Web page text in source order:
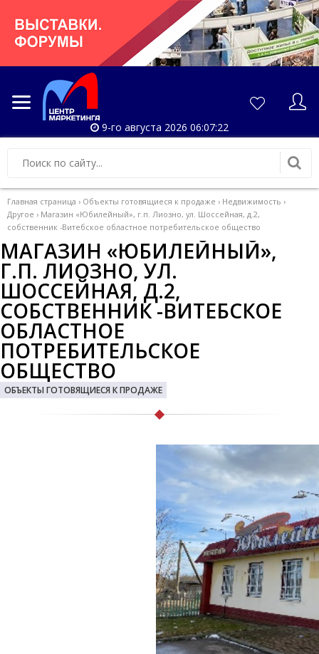
9-го августа 2026 06:07:23
Главная страница › Объекты готовящиеся к продаже › Недвижимость ›
Другое › Магазин «Юбилейный», г.п. Лиозно, ул. Шоссейная, д.2,
собственник -Витебское областное потребительское общество
МАГАЗИН «ЮБИЛЕЙНЫЙ»,
Г.П. ЛИОЗНО, УЛ.
ШОССЕЙНАЯ, Д.2,
СОБСТВЕННИК -ВИТЕБСКОЕ
ОБЛАСТНОЕ
ПОТРЕБИТЕЛЬСКОЕ
ОБЩЕСТВО
ОБЪЕКТЫ ГОТОВЯЩИЕСЯ К ПРОДАЖЕ